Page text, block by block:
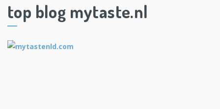
top blog mytaste.nl